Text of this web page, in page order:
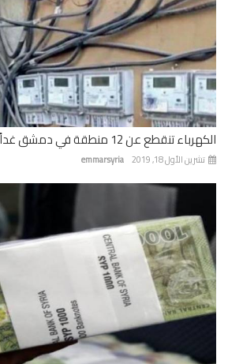
تنقطع عن 12 منطقة في دمشق غداً
emmarsyria الأول 18, 2019